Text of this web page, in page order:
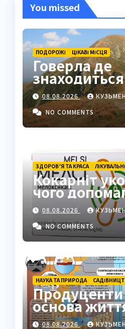
You missed
ПОДОРОЖІ ЦІКАВІ МІСЦЯ
Говерла де
найвища
України в
Карпат
08.08.2026
NO COMMENTS
ЗДОРОВ’Я ТА КРАСА
Кокарніт
чого
працюють
08.08.2026
NO COMMENTS
НАУКА ТА ПРИРОДА
основа
Землі:
08.08.2026